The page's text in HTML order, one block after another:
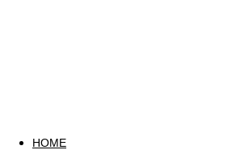
HOME